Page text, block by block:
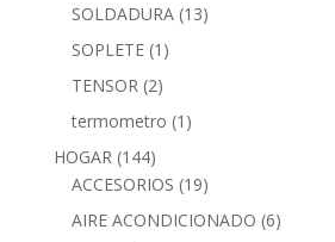
SOLDADURA (13)
SOPLETE (1)
TENSOR (2)
termometro (1)
HOGAR (144)
ACCESORIOS (19)
AIRE ACONDICIONADO (6)